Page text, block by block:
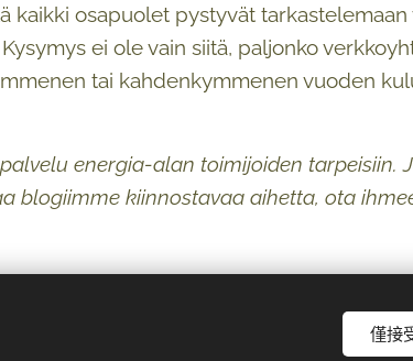
kaikki osapuolet pystyvät
ei ole vain siitä, paljonko
tai kahdenkymmenen vuoden
energia-alan toimijoiden tarpeisiin.
blogiimme kiinnostavaa aihetta, ota
僅接